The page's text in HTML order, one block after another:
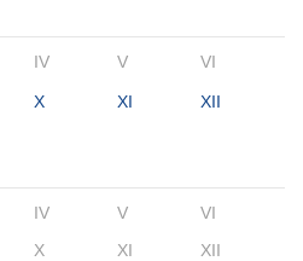
IV V VI
X XI XII
IV V
VI
X XI XII